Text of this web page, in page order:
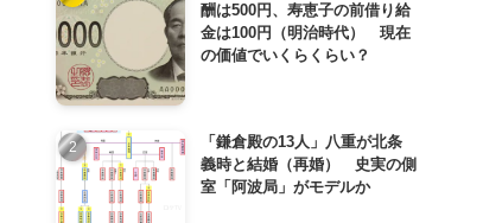
酬は500円、寿恵子の前借り給
金は100円（明治時代） 現在
の価値でいくらくらい？
「鎌倉殿の13人」八重が北条
義時と結婚（再婚） 史実の側
室「阿波局」がモデルか